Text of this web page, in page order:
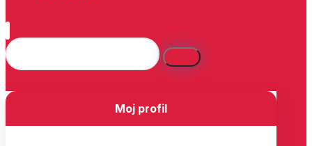
Moj profil